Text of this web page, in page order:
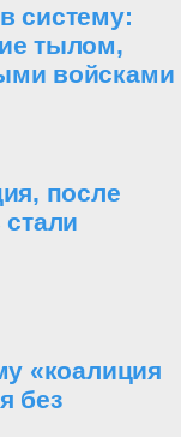
систему:
тылом,
войсками
после
«коалиция
без